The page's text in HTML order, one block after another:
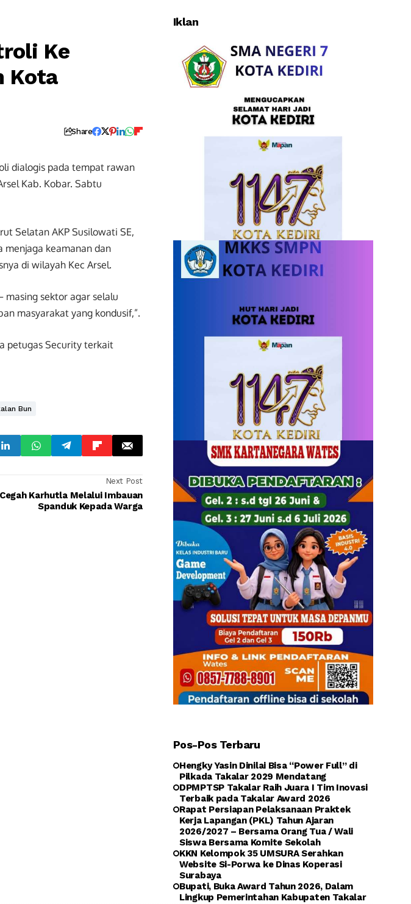
Ke
Kota
Share
dialogis pada tempat rawan
Kab. Kobar. Sabtu
Selatan AKP Susilowati SE,
keamanan dan
di wilayah Kec Arsel.
masing sektor agar selalu
masyarakat yang kondusif,”.
petugas Security terkait
Bun
Next Post
Karhutla Melalui Imbauan
Spanduk Kepada Warga
Iklan
Pos-Pos Terbaru
Hengky Yasin Dinilai Bisa “Power Full” di
Pilkada Takalar 2029 Mendatang
DPMPTSP Takalar Raih Juara I Tim Inovasi
Terbaik pada Takalar Award 2026
Rapat Persiapan Pelaksanaan Praktek
Kerja Lapangan (PKL) Tahun Ajaran
2026/2027 – Bersama Orang Tua / Wali
Siswa Bersama Komite Sekolah
KKN Kelompok 35 UMSURA Serahkan
Website Si-Porwa ke Dinas Koperasi
Surabaya
Bupati, Buka Award Tahun 2026, Dalam
Lingkup Pemerintahan Kabupaten Takalar